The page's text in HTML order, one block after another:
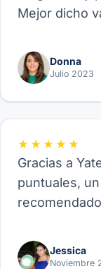
Mejor dicho
Donna
Julio 2023
★★★★★
Gracias a
puntuales,
Jessica
Noviembre